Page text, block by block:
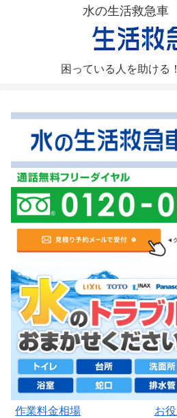
水の生活救急車
困っている人を助ける！
作業料金相場
お